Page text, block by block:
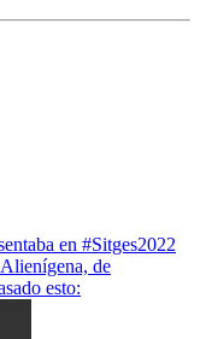
en #Sitges2022
de
esto: